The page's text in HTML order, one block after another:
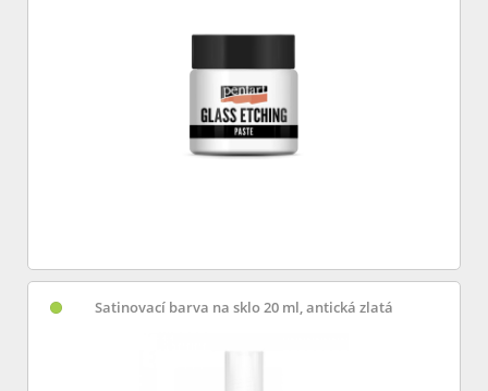
Satinovací barva na sklo 20 ml, antická zlatá